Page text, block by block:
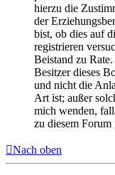
hierzu die
der
bist, ob dies auf
registrieren
Beistand zu
Besitzer dieses
und nicht die
Art ist; außer
mich wenden,
zu diesem Forum
Nach oben